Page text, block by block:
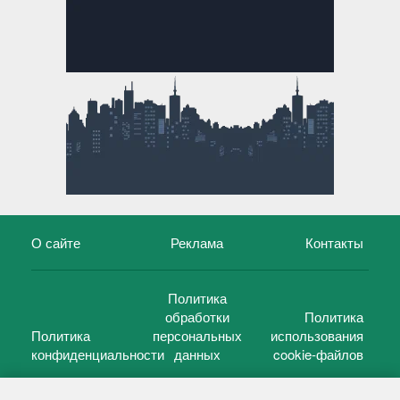
О сайте Реклама Контакты
Политика
конфиденциальности
Политика
обработки
персональных
данных
Политика
использования
cookie-файлов